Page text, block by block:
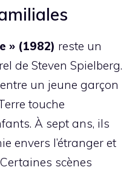
» (1982) reste un
de Steven Spielberg.
un jeune garçon
touche
À sept ans, ils
envers l’étranger et
scènes